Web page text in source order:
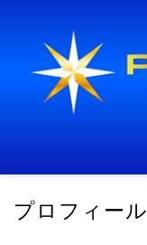
プロフィール